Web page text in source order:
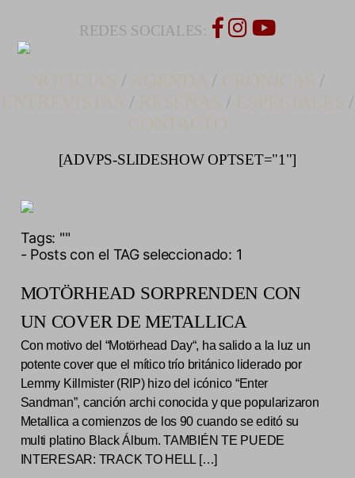
REDES SOCIALES:
/ /
/
/ /
/
[ADVPS-SLIDESHOW OPTSET="1"]
Tags: ""
- Posts con el TAG seleccionado: 1
MOTÖRHEAD SORPRENDEN CON
UN COVER DE METALLICA
Con motivo del “Motörhead Day“, ha salido a la luz un
potente cover que el mítico trío británico liderado por
Lemmy Killmister (RIP) hizo del icónico “Enter
Sandman”, canción archi conocida y que popularizaron
Metallica a comienzos de los 90 cuando se editó su
multi platino Black Álbum. TAMBIÉN TE PUEDE
INTERESAR: TRACK TO HELL […]